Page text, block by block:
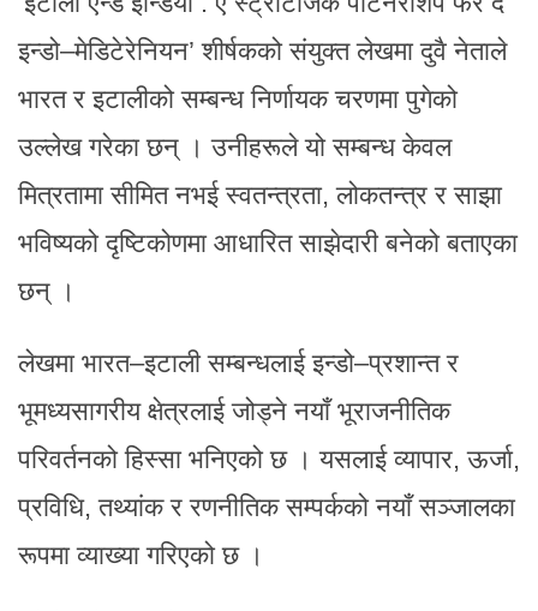
इन्डो–मेडिटेरेनियन’ शीर्षकको संयुक्त लेखमा दुवै नेताले
भारत र इटालीको सम्बन्ध निर्णायक चरणमा पुगेको
उल्लेख गरेका छन् । उनीहरूले यो सम्बन्ध केवल
मित्रतामा सीमित नभई स्वतन्त्रता, लोकतन्त्र र साझा
भविष्यको दृष्टिकोणमा आधारित साझेदारी बनेको बताएका
छन् ।
लेखमा भारत–इटाली सम्बन्धलाई इन्डो–प्रशान्त र
भूमध्यसागरीय क्षेत्रलाई जोड्ने नयाँ भूराजनीतिक
परिवर्तनको हिस्सा भनिएको छ । यसलाई व्यापार, ऊर्जा,
प्रविधि, तथ्यांक र रणनीतिक सम्पर्कको नयाँ सञ्जालका
रूपमा व्याख्या गरिएको छ ।